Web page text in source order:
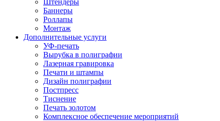
Штендеры
Баннеры
Роллапы
Монтаж
Дополнительные услуги
УФ-печать
Вырубка в полиграфии
Лазерная гравировка
Печати и штампы
Дизайн полиграфии
Постпресс
Тиснение
Печать золотом
Комплексное обеспечение мероприятий